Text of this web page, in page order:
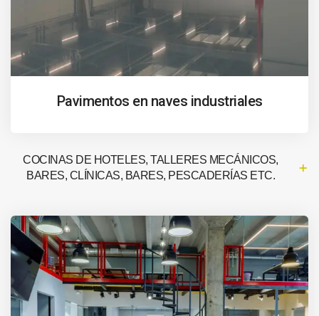
Pavimentos en naves industriales
COCINAS DE HOTELES, TALLERES MECÁNICOS,
BARES, CLÍNICAS, BARES, PESCADERÍAS ETC.